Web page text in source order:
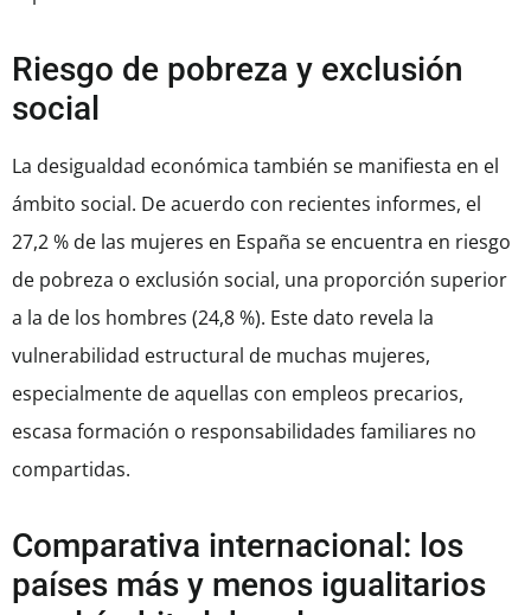
Riesgo de pobreza y exclusión
social
La desigualdad económica también se manifiesta en el
ámbito social. De acuerdo con recientes informes, el
27,2 % de las mujeres en España se encuentra en riesgo
de pobreza o exclusión social, una proporción superior
a la de los hombres (24,8 %). Este dato revela la
vulnerabilidad estructural de muchas mujeres,
especialmente de aquellas con empleos precarios,
escasa formación o responsabilidades familiares no
compartidas.
Comparativa internacional: los
países más y menos igualitarios